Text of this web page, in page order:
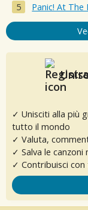
Panic! At The
✓ Unisciti alla più
tutto il mondo
✓ Valuta,
✓ Salva le canzoni
✓ Contribuisci con